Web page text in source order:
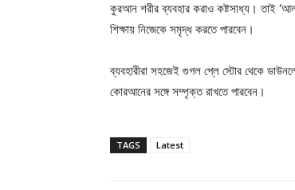
কুরআন শরীর ব্যবহার করাও কষ্টসাধ্য। তাই
শিক্ষায় নিজেকে সমৃদ্ধ করতে পারবেন।
ব্যবহারীরা সহজেই গুগল প্লে স্টোর থেকে
কোরআনের সঙ্গে সম্পৃক্ত রাখতে পারবেন।
TAGS Latest